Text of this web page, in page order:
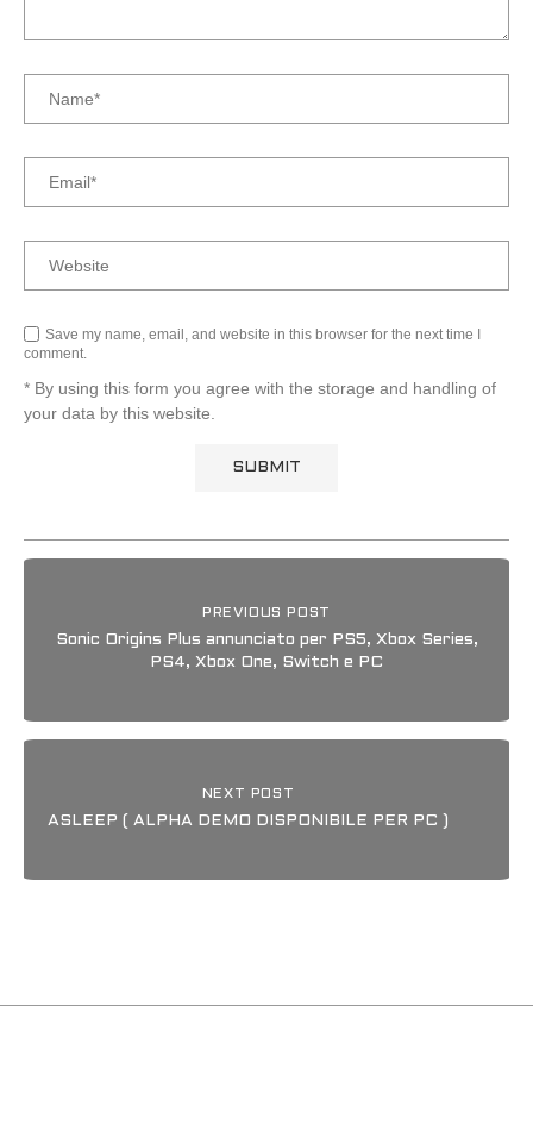
Save my name, email, and website in this browser for the next time I
comment.
* By using this form you agree with the storage and handling of
your data by this website.
PREVIOUS POST
Sonic Origins Plus annunciato per PS5, Xbox Series,
PS4, Xbox One, Switch e PC
NEXT POST
ASLEEP ( ALPHA DEMO DISPONIBILE PER PC )